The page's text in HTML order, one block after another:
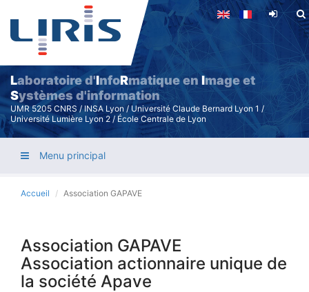
Aller
contenu
principal
Laboratoire d'InfoRmatique enImage et
Systèmes d'information
UMR 5205 CNRS / INSA Lyon / Université Claude Bernard Lyon 1 /
Université Lumière Lyon 2 / École Centrale de Lyon
Menu principal
Accueil Association GAPAVE
Association GAPAVE
Association actionnaire unique de
la société Apave